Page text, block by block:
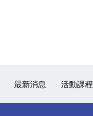
最新消息 活動課程